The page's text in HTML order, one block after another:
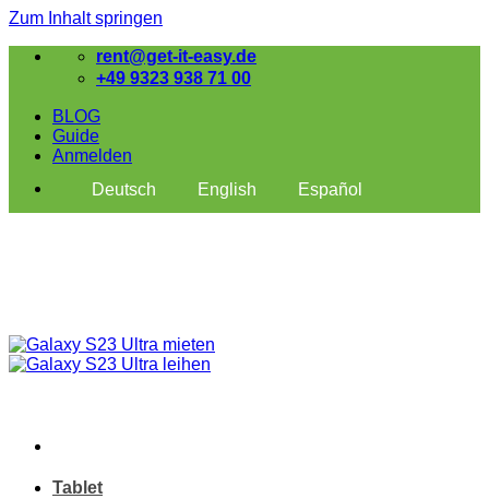
Zum Inhalt springen
rent@get-it-easy.de
+49 9323 938 71 00
BLOG
Guide
Anmelden
Deutsch
English Español
Tablet